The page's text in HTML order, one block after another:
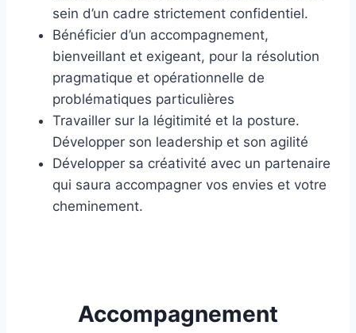
sein d’un cadre strictement confidentiel.
Bénéficier d’un accompagnement,
bienveillant et exigeant, pour la résolution
pragmatique et opérationnelle de
problématiques particulières
Travailler sur la légitimité et la posture.
Développer son leadership et son agilité
Développer sa créativité avec un partenaire
qui saura accompagner vos envies et votre
cheminement.
Accompagnement